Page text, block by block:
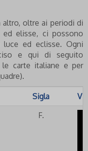
oltre ai periodi di
elisse, ci possono
luce ed eclisse. Ogni
e qui di seguito
carte italiane e per
Sigla
F.